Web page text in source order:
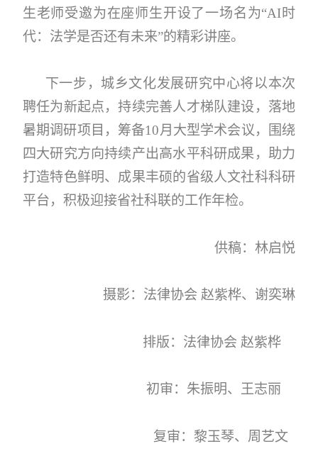
生老师受邀为在座师生开设了一场名为“AI时
代：法学是否还有未来”的精彩讲座。
下一步，城乡文化发展研究中心将以本次
聘任为新起点，持续完善人才梯队建设，落地
暑期调研项目，筹备10月大型学术会议，围绕
四大研究方向持续产出高水平科研成果，助力
打造特色鲜明、成果丰硕的省级人文社科科研
平台，积极迎接省社科联的工作年检。
供稿：林启悦
摄影：法律协会 赵紫桦、谢奕琳
排版：法律协会 赵紫桦
初审：朱振明、王志丽
复审：黎玉琴、周艺文